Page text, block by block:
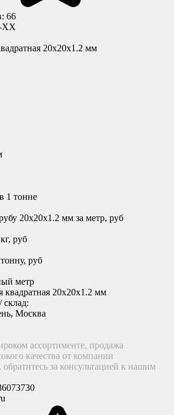
66
ХХ
20x20х1.2 мм
1 тонне
20x20х1.2 мм за метр, руб
руб
руб
метр
склад:
Москва
ассортименте, продажа
качества от компании
за консультацией к нашим